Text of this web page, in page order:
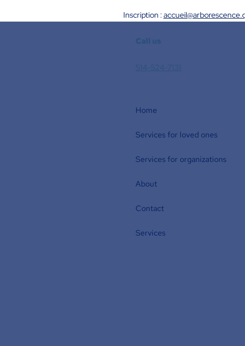
Inscription :
Call us
514-524-7131
Home
Services for loved ones
Services for organizations
About
Contact
Services